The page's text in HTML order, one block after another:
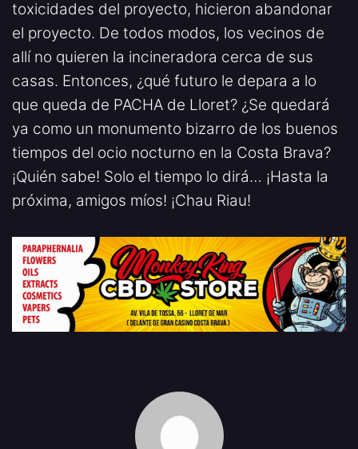
toxicidades del proyecto, hicieron abandonar
el proyecto. De todos modos, los vecinos de
allí no quieren la incineradora cerca de sus
casas. Entonces, ¿qué futuro le depara a lo
que queda de PACHA de Lloret? ¿Se quedará
ya como un monumento bizarro de los buenos
tiempos del ocio nocturno en la Costa Brava?
¡Quién sabe! Solo el tiempo lo dirá… ¡Hasta la
próxima, amigos míos! ¡Chau Riau!